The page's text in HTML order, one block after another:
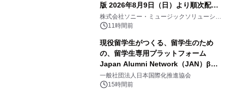
版 2026年8月9日（日）より順次配信
開始
株式会社ソニー・ミュージックソリューショ
ンズ11時間前
現役留学生がつくる、留学生のため
の、留学生専用プラットフォーム
Japan Alumni Network（JAN）β版
をリリース
一般社団法人日本国際化推進協会
15時間前